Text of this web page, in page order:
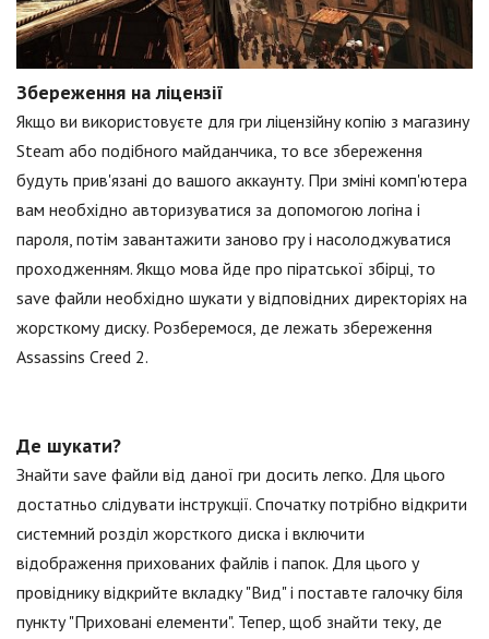
Збереження на ліцензії
Якщо ви використовуєте для гри ліцензійну копію з магазину
Steam або подібного майданчика, то все збереження
будуть прив'язані до вашого аккаунту. При зміні комп'ютера
вам необхідно авторизуватися за допомогою логіна і
пароля, потім завантажити заново гру і насолоджуватися
проходженням. Якщо мова йде про піратської збірці, то
save файли необхідно шукати у відповідних директоріях на
жорсткому диску. Розберемося, де лежать збереження
Assassins Creed 2.
Де шукати?
Знайти save файли від даної гри досить легко. Для цього
достатньо слідувати інструкції. Спочатку потрібно відкрити
системний розділ жорсткого диска і включити
відображення прихованих файлів і папок. Для цього у
провіднику відкрийте вкладку "Вид" і поставте галочку біля
пункту "Приховані елементи". Тепер, щоб знайти теку, де